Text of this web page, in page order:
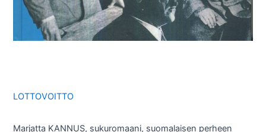
LOTTOVOITTO
Marjatta KANNUS, sukuromaani, suomalaisen perheen